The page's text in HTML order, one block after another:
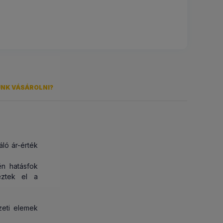
VÁSÁROLNI?
ár-érték
hatásfok
el a
elemek
27